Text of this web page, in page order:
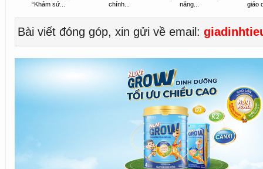
“Khám sứ...
chính...
năng...
giáo
Bài viết đóng góp, xin gửi về email: